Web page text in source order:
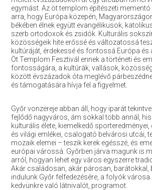
egymást. Az öt templom építészeti mementó
arra, hogy Európa közepén,
békében élnek együtt evangélikusok,
szerb ortodoxok és zsidók. Kulturális
közösségeik hite erőssé és változatossá
kultúráját, érdekessé és fontossá Európa és
Öt Templom Fesztivál ennek a történeti és
fontosságára, a kultúrák, vallások,
között évszázadok óta meglévő
és támogatására hívja fel a figyelmet.
Győr vonzereje abban áll, hogy iparát
fejlődő nagyváros, ám sokkal több annál,
kulturális élete, kiemelkedő
és világi emlékei, csalogató belvárosi utcái,
mozaik elemei – teszik kerek egésszé, és
európai várossá. Győrben járva magunk is
arról, hogyan lehet egy város egyszerre
Akár családosan, akár párosan, barátokkal,
indulunk Győr felfedezésére, a folyók
kedvünkre való látnivalót, programot.